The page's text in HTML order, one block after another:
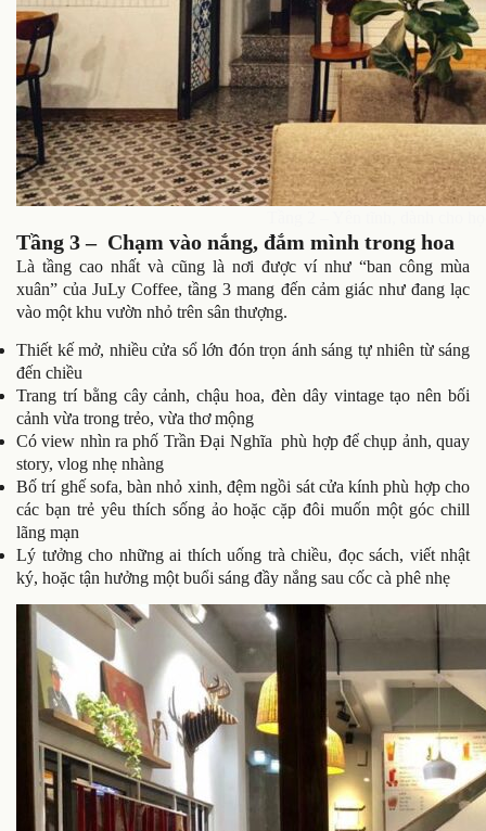
Tầng 3 – Chạm vào nắng, đắm mình trong hoa
Là tầng cao nhất và cũng là nơi được ví như “ban công mùa
xuân” của JuLy Coffee, tầng 3 mang đến cảm giác như đang lạc
vào một khu vườn nhỏ trên sân thượng.
Thiết kế mở, nhiều cửa sổ lớn đón trọn ánh sáng tự nhiên từ sáng
đến chiều
Trang trí bằng cây cảnh, chậu hoa, đèn dây vintage tạo nên bối
cảnh vừa trong trẻo, vừa thơ mộng
Có view nhìn ra phố Trần Đại Nghĩa phù hợp để chụp ảnh, quay
story, vlog nhẹ nhàng
Bố trí ghế sofa, bàn nhỏ xinh, đệm ngồi sát cửa kính phù hợp cho
các bạn trẻ yêu thích sống ảo hoặc cặp đôi muốn một góc chill
lãng mạn
Lý tưởng cho những ai thích uống trà chiều, đọc sách, viết nhật
ký, hoặc tận hưởng một buổi sáng đầy nắng sau cốc cà phê nhẹ